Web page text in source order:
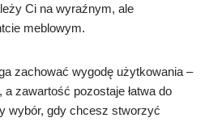
Ci na wyraźnym, ale
meblowym.
zachować wygodę użytkowania –
zawartość pozostaje łatwa do
wybór, gdy chcesz stworzyć